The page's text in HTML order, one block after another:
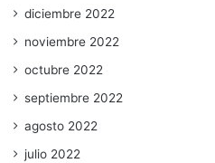
diciembre 2022
noviembre 2022
octubre 2022
septiembre 2022
agosto 2022
julio 2022